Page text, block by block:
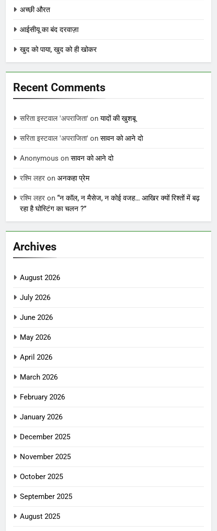
अच्छी औरत
आईसीयू का बंद दरवाज़ा
खुद को पाया, खुद को ही खोकर
Recent Comments
सरिता इस्टवाल 'अपराजिता' onयादों की खुशबू
सरिता इस्टवाल 'अपराजिता' onसावन को आने दो
Anonymous onसावन को आने दो
रश्मि लहर on अनकहा प्रेम
रश्मि लहर on “न कॉल, न मैसेज, न कोई वजह… आखिर क्यों रिश्तों में बढ़
रहा है घोस्टिंग का चलन ?”
Archives
August 2026
July 2026
June 2026
May 2026
April 2026
March 2026
February 2026
January 2026
December 2025
November 2025
October 2025
September 2025
August 2025